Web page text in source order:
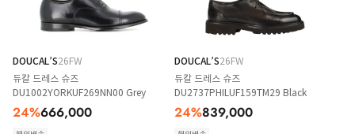
DOUCAL’S26FW
듀칼 드레스 슈즈
DU1002YORKUF269NN00 Grey
24%666,000
DOUCAL’S26FW
듀칼 드레스 슈즈
DU2737PHILUF159TM29 Black
24%839,000